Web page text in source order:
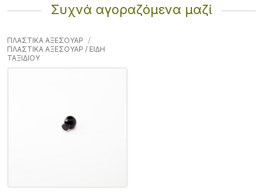
Συχνά αγοραζόμενα μαζί
ΠΛΑΣΤΙΚΑ ΑΞΕΣΟΥΑΡ
ΠΛΑΣΤΙΚΑ ΑΞΕΣΟΥΑΡ / ΕΙΔΗ
ΤΑΞΙΔΙΟΥ